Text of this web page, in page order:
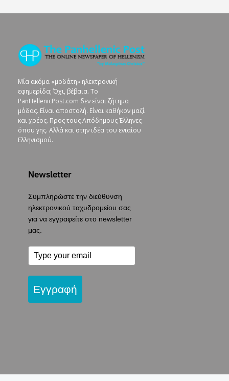
Μία ακόμα «μοδάτη» ηλεκτρονική
εφημερίδα; Όχι, βέβαια. To
PanHellenicPost.com δεν είναι ζήτημα
μόδας. Είναι αποστολή. Είναι καθήκον μαζί
και χρέος. Προς τους Απόδημους Έλληνες
όπου γης. Αλλά και στην ιδέα του ενιαίου
Ελληνισμού.
Newsletter
Συμπληρώστε την διεύθυνση
ηλεκτρονικού ταχυδρομείου σας
για να εγγραφείτε στο newsletter
μας.
Εγγραφή